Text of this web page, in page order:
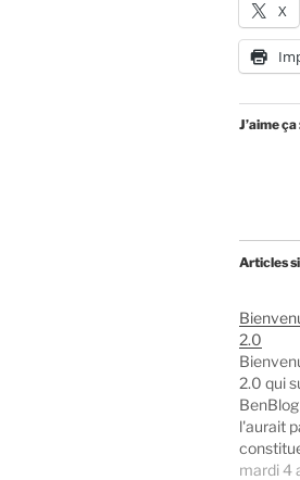
X
J’aime ça
Articles
2.0
2.0 qui
l'aurait
mardi 4